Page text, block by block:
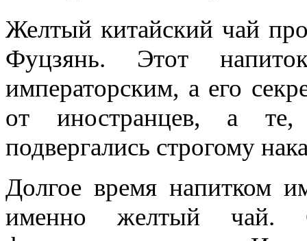
Желтый китайский чай
Фуцзянь. Этот
императорским, а его
от иностранцев, а
подвергались строгому
Долгое время напитком
именно желтый чай.